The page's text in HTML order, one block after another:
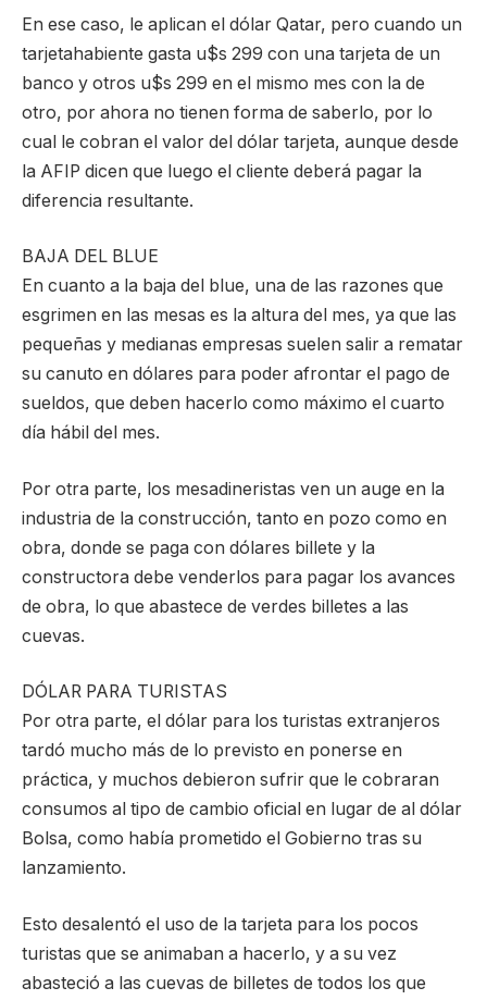
En ese caso, le aplican el dólar Qatar, pero cuando un
tarjetahabiente gasta u$s 299 con una tarjeta de un
banco y otros u$s 299 en el mismo mes con la de
otro, por ahora no tienen forma de saberlo, por lo
cual le cobran el valor del dólar tarjeta, aunque desde
la AFIP dicen que luego el cliente deberá pagar la
diferencia resultante.
BAJA DEL BLUE
En cuanto a la baja del blue, una de las razones que
esgrimen en las mesas es la altura del mes, ya que las
pequeñas y medianas empresas suelen salir a rematar
su canuto en dólares para poder afrontar el pago de
sueldos, que deben hacerlo como máximo el cuarto
día hábil del mes.
Por otra parte, los mesadineristas ven un auge en la
industria de la construcción, tanto en pozo como en
obra, donde se paga con dólares billete y la
constructora debe venderlos para pagar los avances
de obra, lo que abastece de verdes billetes a las
cuevas.
DÓLAR PARA TURISTAS
Por otra parte, el dólar para los turistas extranjeros
tardó mucho más de lo previsto en ponerse en
práctica, y muchos debieron sufrir que le cobraran
consumos al tipo de cambio oficial en lugar de al dólar
Bolsa, como había prometido el Gobierno tras su
lanzamiento.
Esto desalentó el uso de la tarjeta para los pocos
turistas que se animaban a hacerlo, y a su vez
abasteció a las cuevas de billetes de todos los que